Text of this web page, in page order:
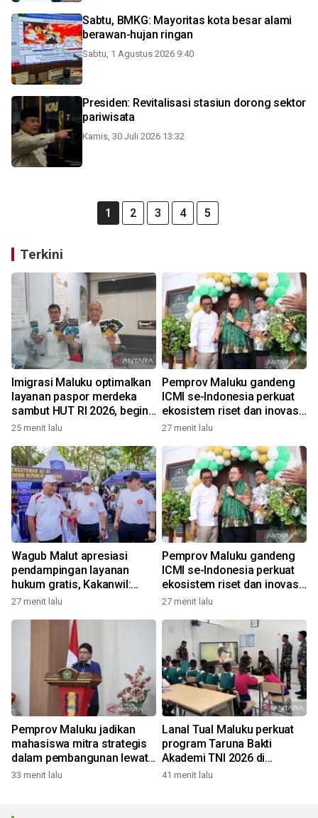
Sabtu, BMKG: Mayoritas kota besar alami
berawan-hujan ringan
Sabtu, 1 Agustus 2026 9:40
Presiden: Revitalisasi stasiun dorong sektor
pariwisata
Kamis, 30 Juli 2026 13:32
1 2 3 4 5
Terkini
Imigrasi Maluku optimalkan
layanan paspor merdeka
sambut HUT RI 2026, begini
kata Kakanwil
25 menit lalu
Pemprov Maluku gandeng
ICMI se-Indonesia perkuat
ekosistem riset dan inovasi
daerah
27 menit lalu
Wagub Malut apresiasi
pendampingan layanan
hukum gratis, Kakanwil:
Pencatatan Hak Cipta Musik
27 menit lalu
Pemprov Maluku gandeng
ICMI se-Indonesia perkuat
ekosistem riset dan inovasi
daerah
27 menit lalu
Pemprov Maluku jadikan
mahasiswa mitra strategis
dalam pembangunan lewat
gagasan konstruktif
33 menit lalu
Lanal Tual Maluku perkuat
program Taruna Bakti
Akademi TNI 2026 di
Sekolah Rakyat
41 menit lalu